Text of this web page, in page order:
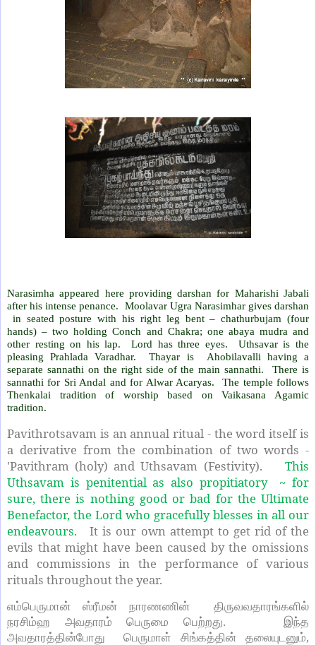
Narasimha appeared here providing darshan for Maharishi Jabali
after his intense penance. Moolavar Ugra Narasimhar gives darshan
in seated posture with his right leg bent – chathurbujam (four
hands) – two holding Conch and Chakra; one abaya mudra and
other resting on his lap. Lord has three eyes. Uthsavar is the
pleasing Prahlada Varadhar. Thayar is Ahobilavalli having a
separate sannathi on the right side of the main sannathi. There is
sannathi for Sri Andal and for Alwar Acaryas. The temple follows
Thenkalai tradition of worship based on Vaikasana Agamic
tradition.
Pavithrotsavam is an annual ritual - the word itself is
a derivative from the combination of two words -
'Pavithram (holy) and Uthsavam (Festivity). This
Uthsavam is penitential as also propitiatory ~ for
sure, there is nothing good or bad for the Ultimate
Benefactor, the Lord who gracefully blesses in all our
endeavours.
It is our own attempt to get rid of the
evils that might have been caused by the omissions
and commissions in the performance of various
rituals throughout the year.
எம்பெருமான் ஸ்ரீமன் நாரணணின் திருவவதாரங்களில்
நரசிம்ஹ அவதாரம் பெருமை பெற்றது. இந்த
அவதாரத்தின்போது பெருமாள் சிங்கத்தின் தலையுடனும்,